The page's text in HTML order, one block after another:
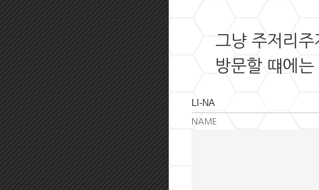
그냥 주저리
방문할 떄에
NAME